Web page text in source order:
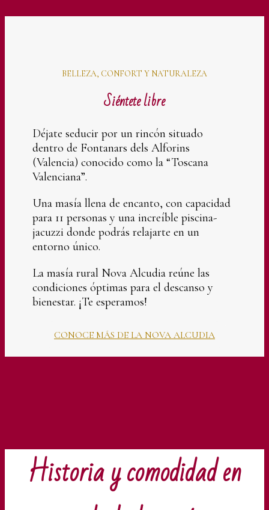
BELLEZA, CONFORT Y NATURALEZA
Siéntete libre
Déjate seducir por un rincón situado
dentro de Fontanars dels Alforins
(Valencia) conocido como la “Toscana
Valenciana”.
Una masía llena de encanto, con capacidad
para 11 personas y una increíble piscina-
jacuzzi donde podrás relajarte en un
entorno único.
La masía rural Nova Alcudia reúne las
condiciones óptimas para el descanso y
bienestar. ¡Te esperamos!
CONOCE MÁS DE LA NOVA ALCUDIA
Historia y comodidad en